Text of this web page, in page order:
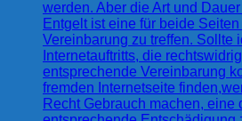
werden. Aber die Art und
Entgelt ist eine für beide
Vereinbarung zu treffen. Sollte
Internetauftritts, die
entsprechende Vereinbarung
fremden Internetseite
Recht Gebrauch machen, eine